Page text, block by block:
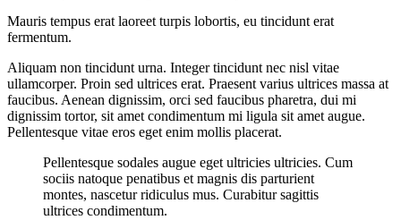
Mauris tempus erat laoreet turpis lobortis, eu tincidunt erat
fermentum.
Aliquam non tincidunt urna. Integer tincidunt nec nisl vitae
ullamcorper. Proin sed ultrices erat. Praesent varius ultrices massa at
faucibus. Aenean dignissim, orci sed faucibus pharetra, dui mi
dignissim tortor, sit amet condimentum mi ligula sit amet augue.
Pellentesque vitae eros eget enim mollis placerat.
Pellentesque sodales augue eget ultricies ultricies. Cum
sociis natoque penatibus et magnis dis parturient
montes, nascetur ridiculus mus. Curabitur sagittis
ultrices condimentum.